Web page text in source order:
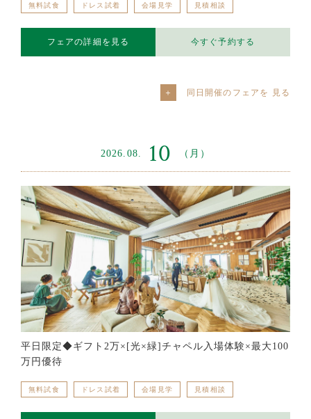
無料試食 ドレス試着 会場見学 見積相談
フェアの詳細を見る 今すぐ予約する
同日開催のフェアを
2026.08. 10 （月）
平日限定◆ギフト2万×[光×緑]チャペル入場体験×最大100
万円優待
無料試食 ドレス試着 会場見学 見積相談